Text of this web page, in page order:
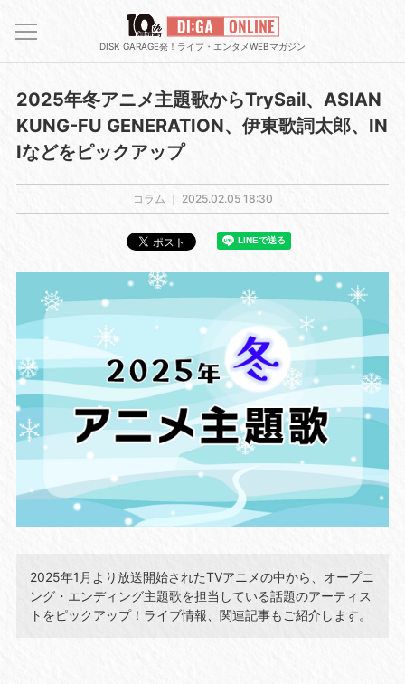
DISK GARAGE発！ライブ・エンタメWEBマガジン
2025年冬アニメ主題歌からTrySail、ASIAN
KUNG-FU GENERATION、伊東歌詞太郎、IN
Iなどをピックアップ
コラム ｜ 2025.02.05 18:30
2025年1月より放送開始されたTVアニメの中から、オープニ
ング・エンディング主題歌を担当している話題のアーティス
トをピックアップ！ライブ情報、関連記事もご紹介します。